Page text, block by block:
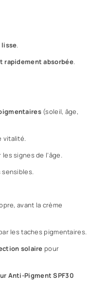
lisse.
rapidement absorbée.
(soleil, âge,
vitalité.
signes de l’âge.
sensibles.
avant la crème
les taches pigmentaires.
solaire pour
Anti-Pigment SPF30